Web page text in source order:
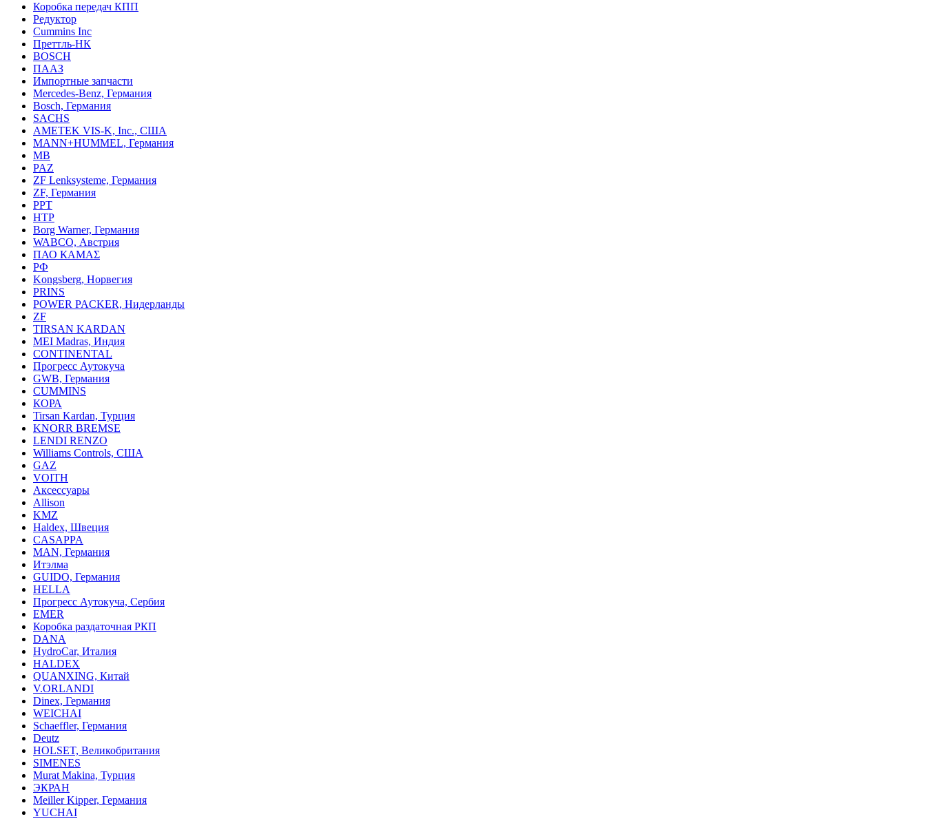
Коробка передач КПП
Редуктор
Cummins Inc
Преттль-НК
BOSCH
ПААЗ
Импортные запчасти
Mercedes-Benz, Германия
Bosch, Германия
SACHS
AMETEK VIS-K, Inc., США
MANN+HUMMEL, Германия
MB
PAZ
ZF Lenksysteme, Германия
ZF, Германия
PPT
HTP
Borg Warner, Германия
WABCO, Австрия
ПАО КАМАΣ
РФ
Kongsberg, Норвегия
PRINS
POWER PACKER, Нидерланды
ZF
TIRSAN KARDAN
MEI Madras, Индия
CONTINENTAL
Прогресс Аутокуча
GWB, Германия
CUMMINS
КОРА
Tirsan Kardan, Турция
KNORR BREMSE
LENDI RENZO
Williams Controls, США
GAZ
VOITH
Аксессуары
Allison
KMZ
Haldex, Швеция
CASAPPA
MAN, Германия
Итэлма
GUIDO, Германия
HELLA
Прогресс Аутокуча, Сербия
EMER
Коробка раздаточная РКП
DANA
HydroCar, Италия
HALDEX
QUANXING, Китай
V.ORLANDI
Dinex, Германия
WEICHAI
Schaeffler, Германия
Deutz
HOLSET, Великобритания
SIMENES
Murat Makina, Турция
ЭКРАН
Meiller Kipper, Германия
YUCHAI